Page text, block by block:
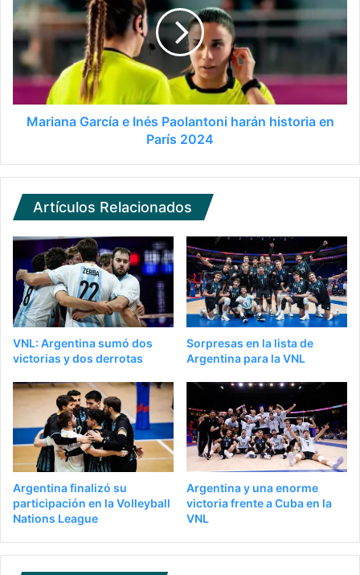
Mariana García e Inés Paolantoni harán historia en
París 2024
Artículos Relacionados
VNL: Argentina sumó dos
victorias y dos derrotas
Sorpresas en la lista de
Argentina para la VNL
Argentina finalizó su
participación en la Volleyball
Nations League
Argentina y una enorme
victoria frente a Cuba en la
VNL